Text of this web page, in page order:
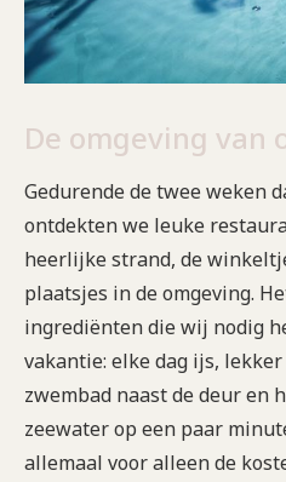
De omgeving van
Gedurende de twee weken
ontdekten we leuke
heerlijke strand, de
plaatsjes in de omgeving.
ingrediënten die wij nodig
vakantie: elke dag ijs,
zwembad naast de deur en
zeewater op een paar
allemaal voor alleen de